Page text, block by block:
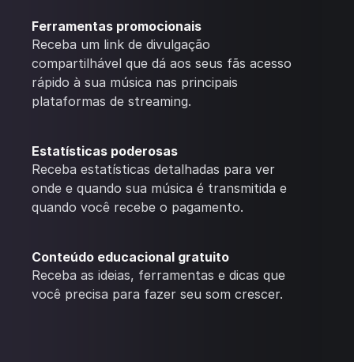
Ferramentas promocionais
Receba um link de divulgação
compartilhável que dá aos seus fãs acesso
rápido à sua música nas principais
plataformas de streaming.
Estatísticas poderosas
Receba estatísticas detalhadas para ver
onde e quando sua música é transmitida e
quando você recebe o pagamento.
Conteúdo educacional gratuito
Receba as ideias, ferramentas e dicas que
você precisa para fazer seu som crescer.